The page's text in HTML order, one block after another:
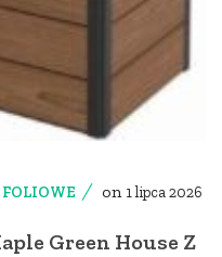
on 1 lipca 2026
Green House Z